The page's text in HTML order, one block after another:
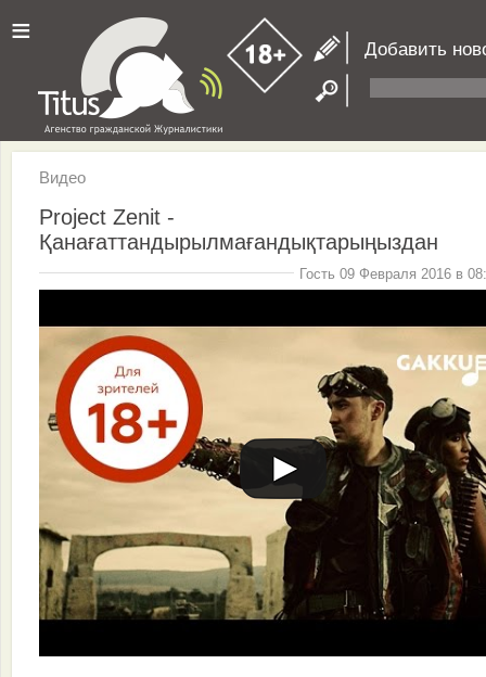
≡ Добавить
Видео
Project Zenit -
Қанағаттандырылмағандықтарыңыздан
Гость 09 Февраля 2016 в